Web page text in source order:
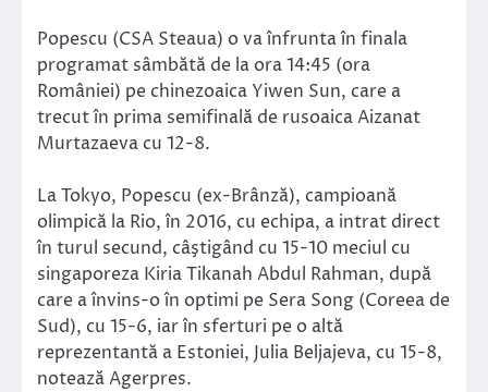
Popescu (CSA Steaua) o va înfrunta în finala
programat sâmbătă de la ora 14:45 (ora
României) pe chinezoaica Yiwen Sun, care a
trecut în prima semifinală de rusoaica Aizanat
Murtazaeva cu 12-8.
La Tokyo, Popescu (ex-Brânză), campioană
olimpică la Rio, în 2016, cu echipa, a intrat direct
în turul secund, câştigând cu 15-10 meciul cu
singaporeza Kiria Tikanah Abdul Rahman, după
care a învins-o în optimi pe Sera Song (Coreea de
Sud), cu 15-6, iar în sferturi pe o altă
reprezentantă a Estoniei, Julia Beljajeva, cu 15-8,
notează Agerpres.